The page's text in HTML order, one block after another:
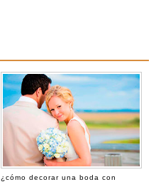
¿cómo decorar una boda con